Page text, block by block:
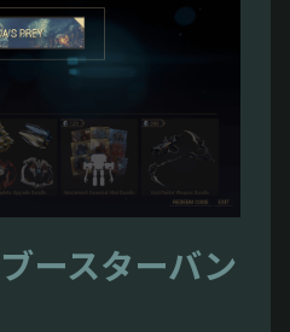
ースターバン